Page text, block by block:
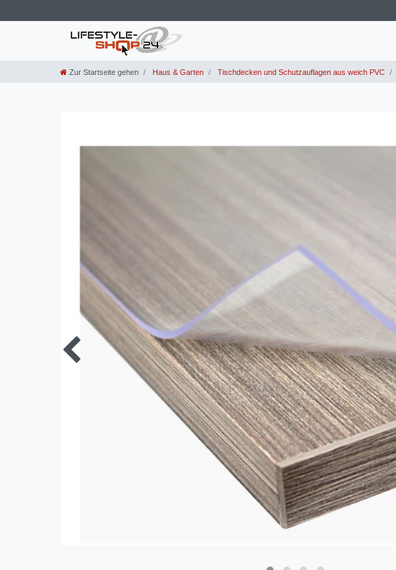
Zur Startseite gehen Haus & Garten Tischdecken und Schutzauflagen aus weich PVC